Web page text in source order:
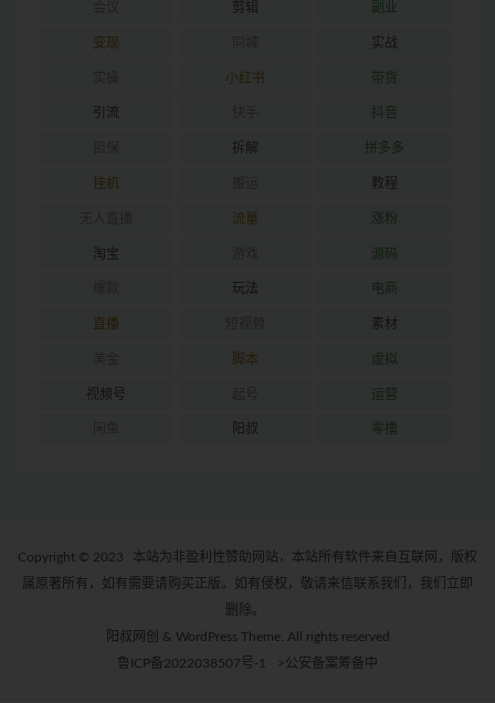
剪辑 副业
变现 实战
小红书 带货
引流 抖音
拆解 拼多多
挂机 教程
流量 涨粉
淘宝 源码
玩法 电商
直播 素材
脚本 虚拟
视频号 运营
阳叔 零撸
Copyright © 2023
本站为非盈利性赞助网站，本站所有软件来自互联网，版权
属原著所有，如有需要请购买正版。如有侵权，敬请来信联系我们，我们立即
删除。
阳叔网创 & WordPress Theme. All rights reserved
鲁ICP备2022038507号-1
>公安备案筹备中